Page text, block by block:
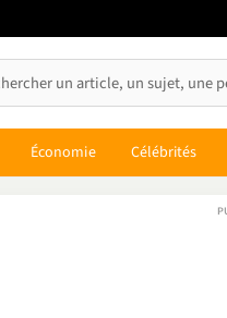
Économie Célébrités